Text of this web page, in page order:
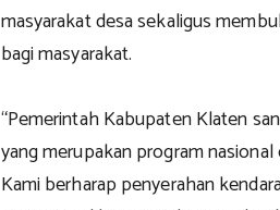
masyarakat desa sekaligus
bagi masyarakat.
“Pemerintah Kabupaten Klaten
yang merupakan program
Kami berharap penyerahan